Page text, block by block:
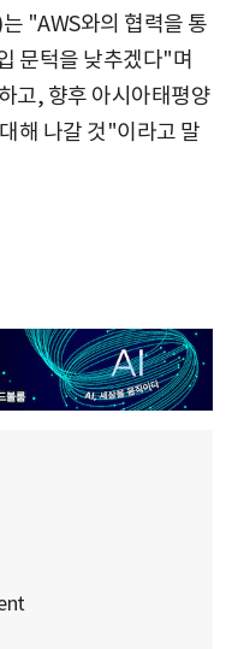
"AWS와의 협력을 통
문턱을 낮추겠다"며
고, 향후 아시아태평양
해 나갈 것"이라고 말